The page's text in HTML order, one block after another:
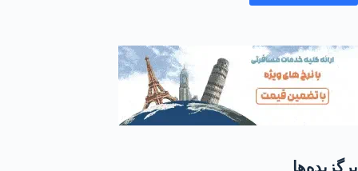
برگزیده‌ها